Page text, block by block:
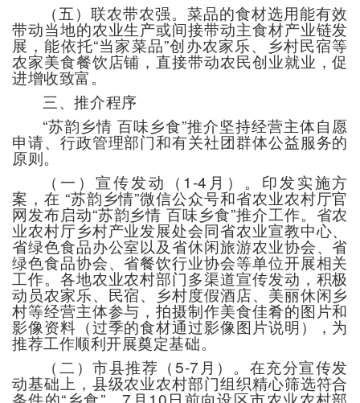
（五）联农带农强。菜品的食材选用能有效
带动当地的农业生产或间接带动主食材产业链发
展，能依托“当家菜品”创办农家乐、乡村民宿等
农家美食餐饮店铺，直接带动农民创业就业，促
进增收致富。
三、推介程序
“苏韵乡情 百味乡食”推介坚持经营主体自愿
申请、行政管理部门和有关社团群体公益服务的
原则。
（一）宣传发动（1-4月）。印发实施方
案，在 “苏韵乡情”微信公众号和省农业农村厅官
网发布启动“苏韵乡情 百味乡食”推介工作。省农
业农村厅乡村产业发展处会同省农业宣教中心、
省绿色食品办公室以及省休闲旅游农业协会、省
绿色食品协会、省餐饮行业协会等单位开展相关
工作。各地农业农村部门多渠道宣传发动，积极
动员农家乐、民宿、乡村度假酒店、美丽休闲乡
村等经营主体参与，拍摄制作美食佳肴的图片和
影像资料（过季的食材通过影像图片说明），为
推荐工作顺利开展奠定基础。
（二）市县推荐（5-7月）。在充分宣传发
动基础上，县级农业农村部门组织精心筛选符合
条件的“乡食”，7月10日前向设区市农业农村部